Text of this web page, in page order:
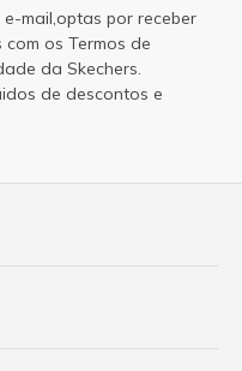
mail,optas por receber
com os Termos de
da Skechers.
de descontos e